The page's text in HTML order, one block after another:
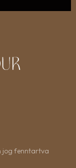
jog fenntartva